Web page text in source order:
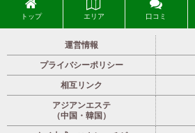
トップ エリア 口コミ
運営情報
プライバシーポリシー
相互リンク
アジアンエステ
（中国・韓国）